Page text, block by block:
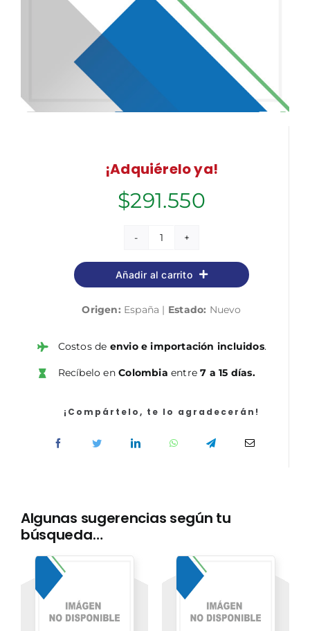
¡Adquiérelo ya!
$291.550
Administrativo/a
de
la
de
Temario
Añadir al carrito
Origen: España | Estado: Nuevo
Costos de envio e importación incluidos.
Recíbelo enColombia entre7 a 15 días.
¡Compártelo, te lo agradecerán!
Algunas sugerencias según tu
búsqueda…